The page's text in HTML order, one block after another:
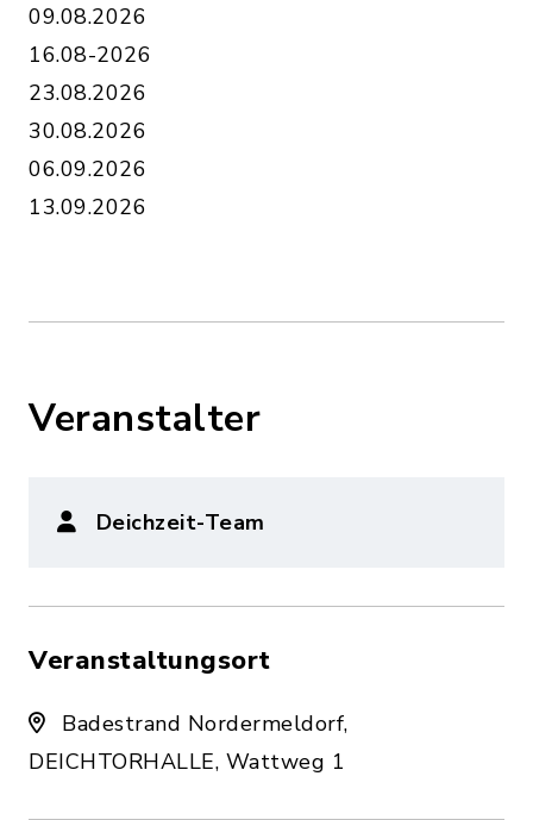
09.08.2026
16.08-2026
23.08.2026
30.08.2026
06.09.2026
13.09.2026
Veranstalter
Deichzeit-Team
Veranstaltungsort
Badestrand Nordermeldorf,
DEICHTORHALLE, Wattweg 1